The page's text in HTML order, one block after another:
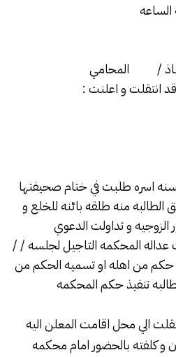
الساعه
/ المحامي
انتقلت و اعلنت :
اسره طلبت في ختام صحيفتها
الطالبه منه طلقه بائنه للخلع و
الزوجيه و تداولت الدعوي
المحكمه التاجيل لجلسه / /
حكم من اهله او تسميه الحكم من
تنفيذ حكم المحكمه
الي محل اقامت المعلن اليه
و كلفته بالحضور امام محكمه